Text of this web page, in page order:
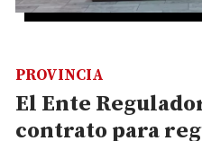
El Ente
contrato para
PROVINCIA